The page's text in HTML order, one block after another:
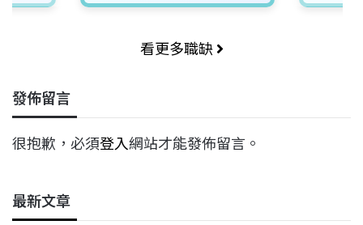
看更多職缺
發佈留言
很抱歉，必須登入網站才能發佈留言。
最新文章